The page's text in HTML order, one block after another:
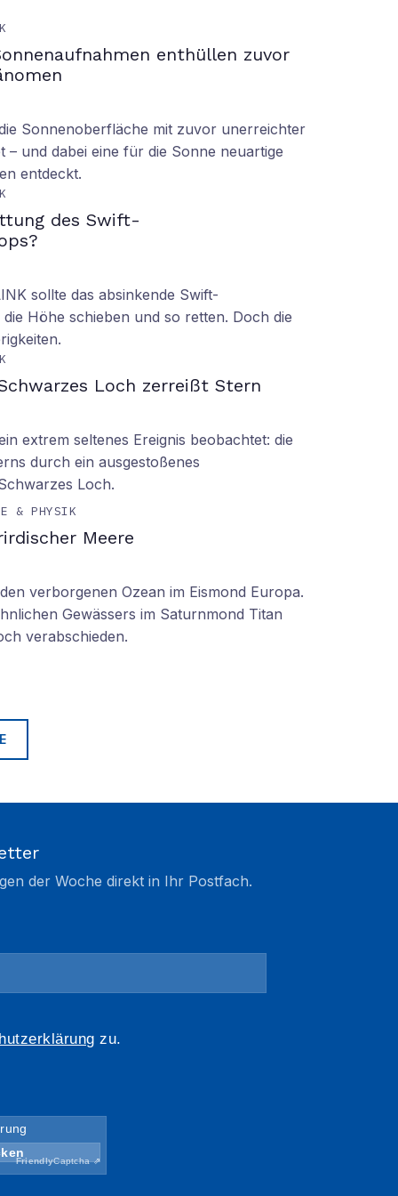
enthüllen zuvor
Sonnenoberfläche mit zuvor unerreichter
– und dabei eine für die Sonne neuartige
entdeckt.
des Swift-
sollte das absinkende Swift-
Höhe schieben und so retten. Doch die
Loch zerreißt Stern
extrem seltenes Ereignis beobachtet: die
durch ein ausgestoßenes
Loch.
& PHYSIK
Meere
verborgenen Ozean im Eismond Europa.
Gewässers im Saturnmond Titan
verabschieden.
der Woche direkt in Ihr Postfach.